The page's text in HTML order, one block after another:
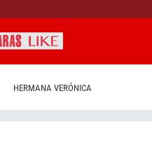
HERMANA VERÓNICA